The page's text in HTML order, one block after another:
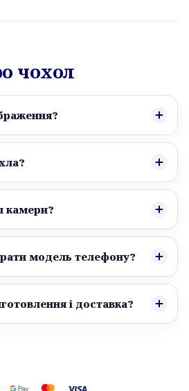
чохол
камери?
модель телефону?
і доставка?